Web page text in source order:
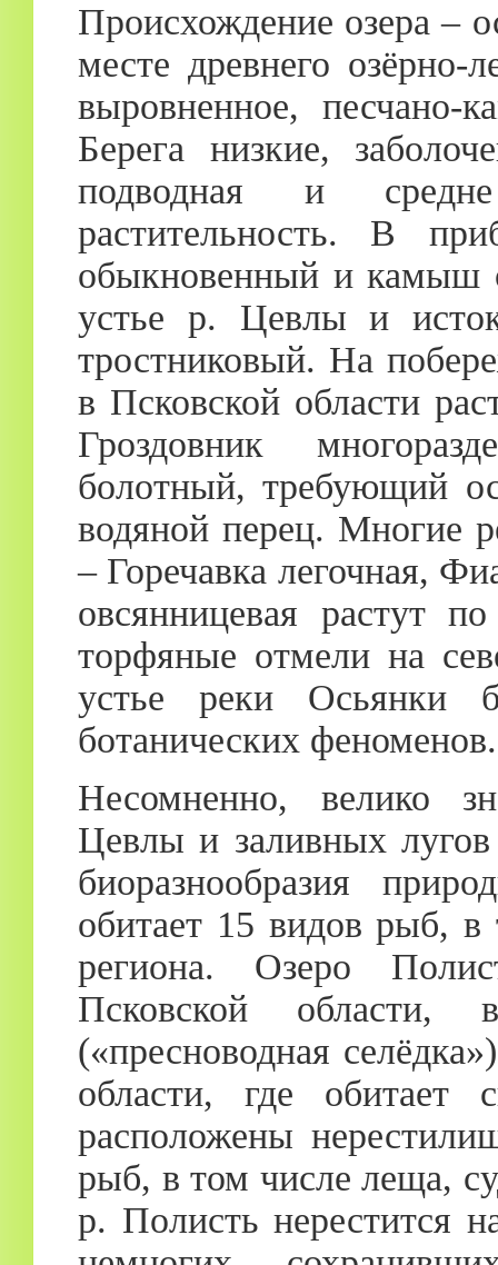
Происхождение озера –
месте древнего озёрно-
выровненное, песчано-
Берега низкие,
подводная и средне
растительность. В
обыкновенный и камыш
устье р. Цевлы и
тростниковый. На
в Псковской области
Гроздовник
болотный, требующий
водяной перец. Многие
– Горечавка легочная,
овсянницевая растут
торфяные отмели на
устье реки Осьянки
ботанических феноменов.
Несомненно, велико
Цевлы и заливных
биоразнообразия
обитает 15 видов рыб,
региона. Озеро
Псковской области,
(«пресноводная
области, где обитает
расположены
рыб, в том числе леща,
р. Полисть нерестится